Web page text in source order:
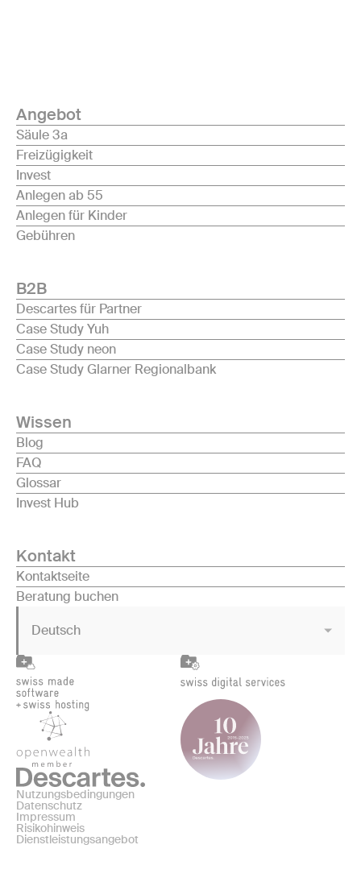
Angebot
Säule 3a
Freizügigkeit
Invest
Anlegen ab 55
Anlegen für Kinder
Gebühren
B2B
Descartes für Partner
Case Study Yuh
Case Study neon
Case Study Glarner Regionalbank
Wissen
Blog
FAQ
Glossar
Invest Hub
Kontakt
Kontaktseite
Beratung buchen
Deutsch
Nutzungsbedingungen
Datenschutz
Impressum
Risikohinweis
Dienstleistungsangebot